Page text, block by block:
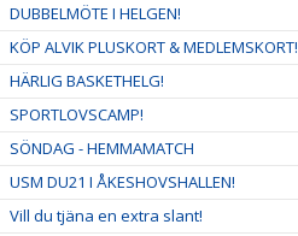
DUBBELMÖTE I HELGEN!
KÖP ALVIK PLUSKORT & MEDLEMSKORT!
HÄRLIG BASKETHELG!
SPORTLOVSCAMP!
SÖNDAG - HEMMAMATCH
USM DU21 I ÅKESHOVSHALLEN!
Vill du tjäna en extra slant!